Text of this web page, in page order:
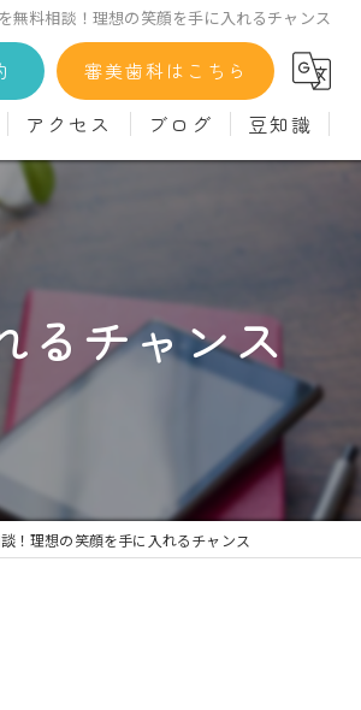
無料相談！理想の笑顔を手に入れるチャンス
審美歯科はこちら
正
アクセス ブログ 豆知識
るチャンス
！理想の笑顔を手に入れるチャンス